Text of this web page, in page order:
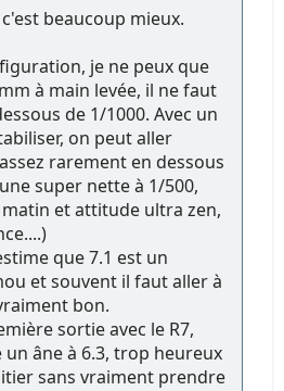
beaucoup mieux.
je ne peux que
à main levée, il ne faut
de 1/1000. Avec un
on peut aller
rarement en dessous
super nette à 1/500,
matin et attitude ultra zen,
que 7.1 est un
et souvent il faut aller à
bon.
sortie avec le R7,
un âne à 6.3, trop heureux
sans vraiment prendre